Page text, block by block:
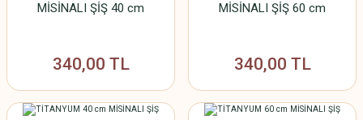
MİSİNALI ŞİŞ 40 cm
340,00 TL
MİSİNALI ŞİŞ 60 cm
340,00 TL